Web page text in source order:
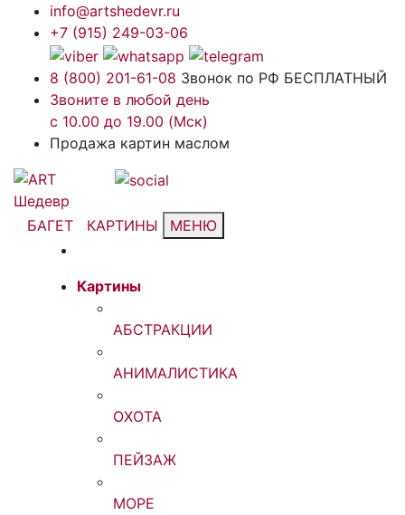
info@artshedevr.ru
+7 (915) 249-03-06
8 (800) 201-61-08 Звонок по РФ БЕСПЛАТНЫЙ
Звоните в любой день
с 10.00 до 19.00 (Мск)
Продажа картин маслом
БАГЕТ КАРТИНЫ МЕНЮ
Картины
АБСТРАКЦИИ
АНИМАЛИСТИКА
ОХОТА
ПЕЙЗАЖ
МОРЕ